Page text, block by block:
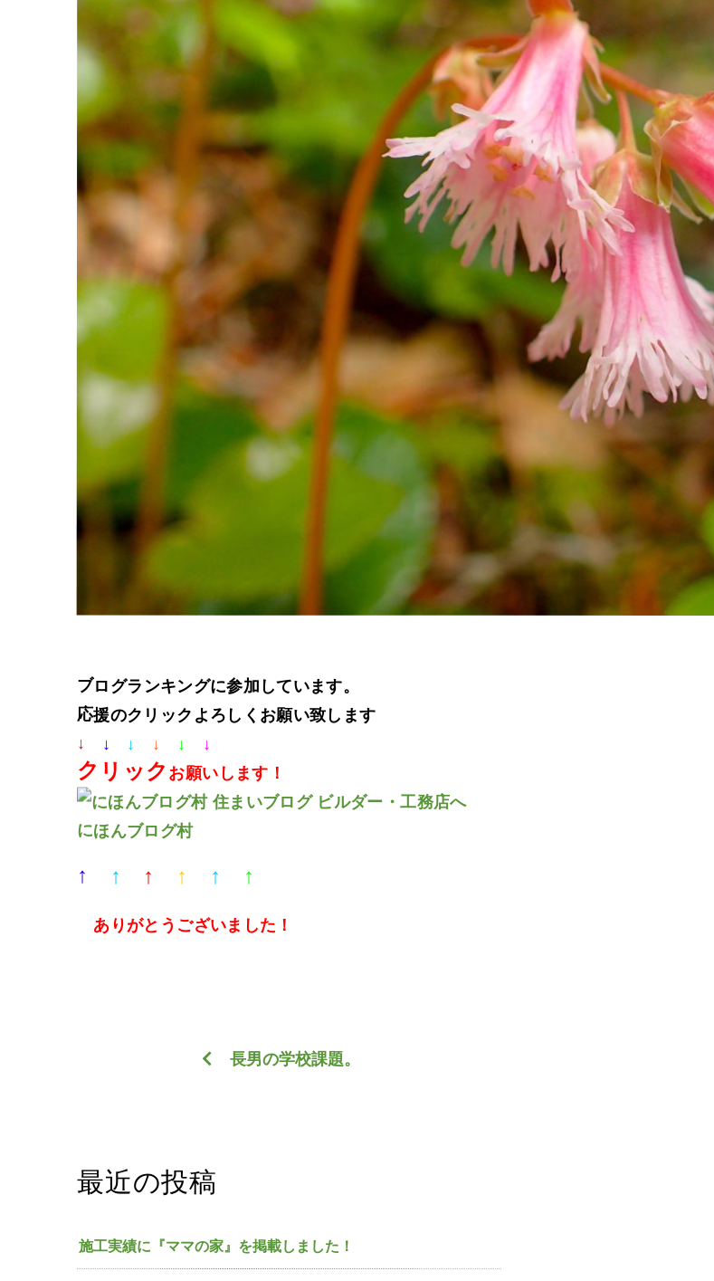
ブログランキングに参加しています。
応援のクリックよろしくお願い致します
↓ ↓ ↓ ↓ ↓ ↓
クリック お願いします！
にほんブログ村
↑ ↑ ↑ ↑ ↑ ↑
ありがとうございました ！
長男の学校課題。
最近の投稿
施工実績に『ママの家』を掲載しました！